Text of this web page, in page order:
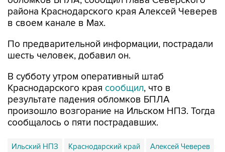
района Краснодарского края Алексей Чеверев
в своем канале в Max.
По предварительной информации, пострадали
шесть человек, добавил он.
В субботу утром оперативный штаб
Краснодарского края сообщил, что в
результате падения обломков БПЛА
произошло возгорание на Ильском НПЗ. Тогда
сообщалось о пяти пострадавших.
Ильский НПЗ Краснодарский край Алексей Чеверев